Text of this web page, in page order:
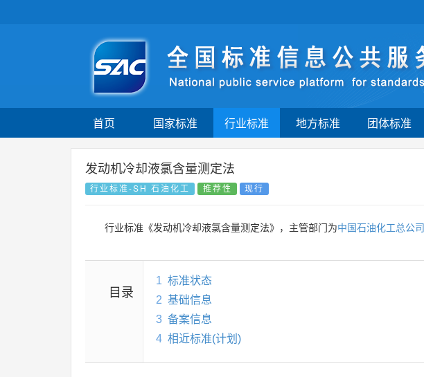
首页 国家标准 行业标准 地方标准 团体标准
发动机冷却液氯含量测定法
行业标准-SH 石油化工 推荐性 现行
行业标准《发动机冷却液氯含量测定法》，主管部门为中国石油化工总公司
目录
1 标准状态
2 基础信息
3 备案信息
4 相近标准(计划)